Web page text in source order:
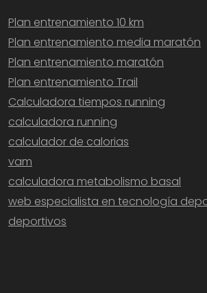
Plan entrenamiento 10 km
Plan entrenamiento media maratón
Plan entrenamiento maratón
Plan entrenamiento Trail
Calculadora tiempos running
calculadora running
calculador de calorias
vam
calculadora metabolismo basal
web especialista en tecnología
deportivos